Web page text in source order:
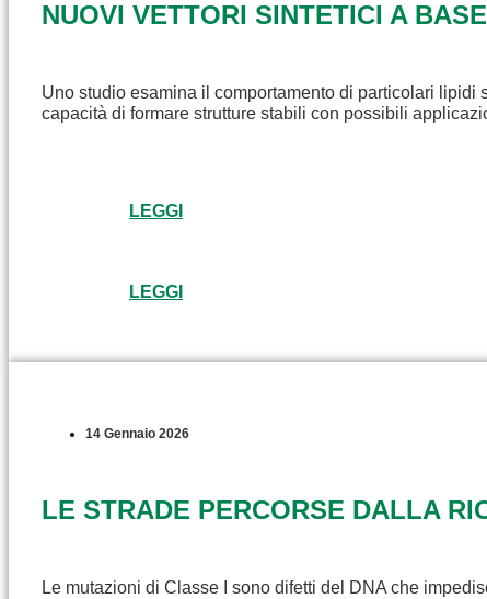
NUOVI VETTORI SINTETICI A
Uno studio esamina il comportamento di particolari
capacità di formare strutture stabili con possibili
LEGGI
LEGGI
14 Gennaio 2026
LE STRADE PERCORSE DALLA
Le mutazioni di Classe I sono difetti del DNA che